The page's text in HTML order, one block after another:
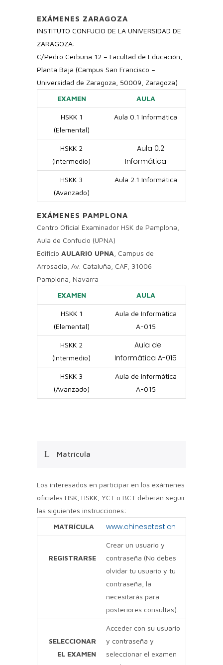
EXÁMENES ZARAGOZA
INSTITUTO CONFUCIO DE LA UNIVERSIDAD DE
ZARAGOZA:
C/Pedro Cerbuna 12 – Facultad de Educación,
Planta Baja (Campus San Francisco –
Universidad de Zaragoza, 50009, Zaragoza)
EXAMEN
AULA
HSKK 1
(Elemental)
Aula 0.1 Informática
HSKK 2
(Intermedio)
Aula 0.2
Informática
HSKK 3
(Avanzado)
Aula 2.1 Informática
EXÁMENES PAMPLONA
Centro Oficial Examinador HSK de Pamplona,
Aula de Confucio (UPNA)
Edificio AULARIO UPNA , Campus de
Arrosadia, Av. Cataluña, CAF, 31006
Pamplona, Navarra
EXAMEN
AULA
HSKK 1
(Elemental)
Aula de Informática
A-015
HSKK 2
(Intermedio)
Aula de
Informática A-015
HSKK 3
(Avanzado)
Aula de Informática
A-015
Matrícula
Los interesados en participar en los exámenes
oficiales HSK, HSKK, YCT o BCT deberán seguir
las siguientes instrucciones:
MATRÍCULA
www.chinesetest.cn
REGISTRARSE
Crear un usuario y
contraseña (No debes
olvidar tu usuario y tu
contraseña, la
necesitarás para
posteriores consultas).
SELECCIONAR
EL EXAMEN
Acceder con su usuario
y contraseña y
seleccionar el examen